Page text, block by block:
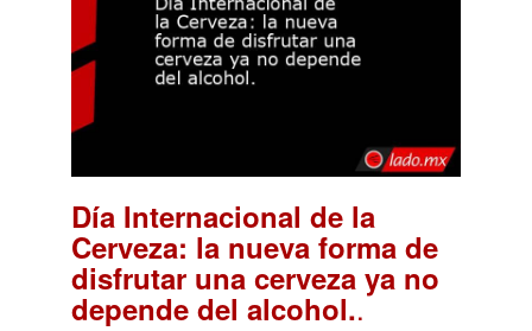
Día Internacional de la
Cerveza: la nueva forma de
disfrutar una cerveza ya no
depende del alcohol..